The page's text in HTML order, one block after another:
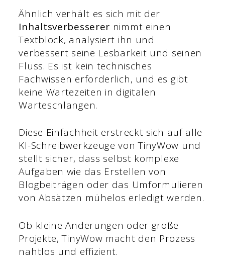
Ähnlich verhält es sich mit der
Inhaltsverbesserer nimmt einen
Textblock, analysiert ihn und
verbessert seine Lesbarkeit und seinen
Fluss. Es ist kein technisches
Fachwissen erforderlich, und es gibt
keine Wartezeiten in digitalen
Warteschlangen.
Diese Einfachheit erstreckt sich auf alle
KI-Schreibwerkzeuge von TinyWow und
stellt sicher, dass selbst komplexe
Aufgaben wie das Erstellen von
Blogbeiträgen oder das Umformulieren
von Absätzen mühelos erledigt werden.
Ob kleine Änderungen oder große
Projekte, TinyWow macht den Prozess
nahtlos und effizient.